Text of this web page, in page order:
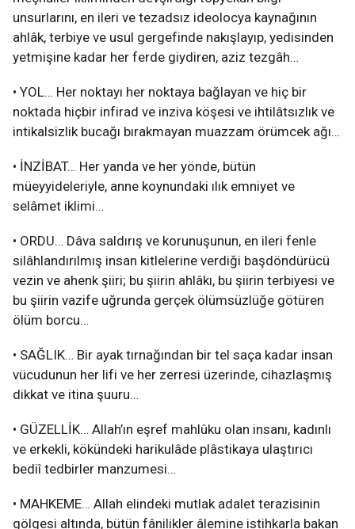
unsurlarını, en ileri ve tezadsız ideolocya kaynağının
ahlâk, terbiye ve usul gergefinde nakışlayıp, yedisinden
yetmişine kadar her ferde giydiren, aziz tezgâh…
• YOL… Her noktayı her noktaya bağlayan ve hiç bir
noktada hiçbir infirad ve inziva köşesi ve ihtilâtsızlık ve
intikalsizlik bucağı bırakmayan muazzam örümcek ağı…
• İNZİBAT… Her yanda ve her yönde, bütün
müeyyideleriyle, anne koynundaki ılık emniyet ve
selâmet iklimi…
• ORDU… Dâva saldırış ve korunuşunun, en ileri fenle
silâhlandırılmış insan kitlelerine verdiği başdöndürücü
vezin ve ahenk şiiri; bu şiirin ahlâkı, bu şiirin terbiyesi ve
bu şiirin vazife uğrunda gerçek ölümsüzlüğe götüren
ölüm borcu…
• SAĞLIK… Bir ayak tırnağından bir tel saça kadar insan
vücudunun her lifi ve her zerresi üzerinde, cihazlaşmış
dikkat ve itina şuuru…
• GÜZELLİK… Allah’ın eşref mahlûku olan insanı, kadınlı
ve erkekli, kökündeki harikulâde plâstikaya ulaştırıcı
bediî tedbirler manzumesi…
• MAHKEME… Allah elindeki mutlak adalet terazisinin
gölgesi altında, bütün fânilikler âlemine istihkarla bakan